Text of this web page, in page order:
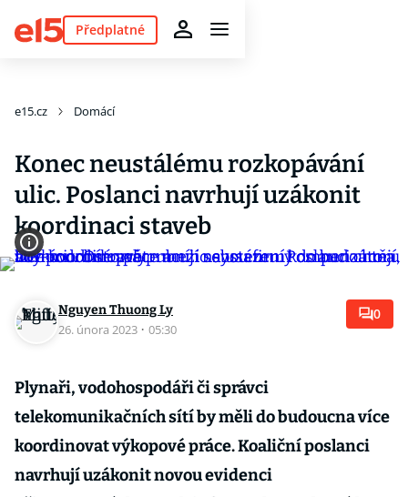
Předplatné
e15.cz Domácí
Konec neustálému rozkopávání
ulic. Poslanci navrhují uzákonit
koordinaci staveb
Nguyen Thuong Ly
26. února 2023 · 05:30
0
Plynaři, vodohospodáři či správci
telekomunikačních sítí by měli do budoucna více
koordinovat výkopové práce. Koaliční poslanci
navrhují uzákonit novou evidenci